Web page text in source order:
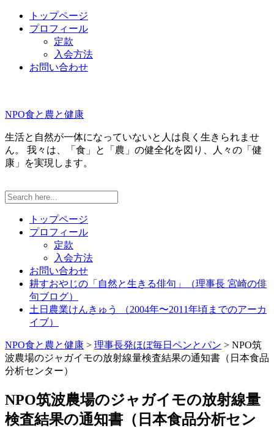
トップページ
プロフィール
定款
入会方法
お問い合わせ
NPO食と農と健康
生活と自然が一体になっていないと人は良く生きられませ
ん。 我々は、「食」と「農」の健全化を図り、人々の「健
康」を実現します。
トップページ
プロフィール
定款
入会方法
お問い合わせ
耕すおやじの「自然と生きる俳句」（理事長 宮崎の俳
句ブログ）
土日農業けんきゅう （2004年〜2011年頃までのアーカ
イブ）
NPO食と農と健康 > 理事長発ほぼ毎日ペンとパン > NPO筑
波農場のジャガイモの放射線量検査結果の通知書（日本食品
分析センター）
NPO筑波農場のジャガイモの放射線量
検査結果の通知書（日本食品分析セン